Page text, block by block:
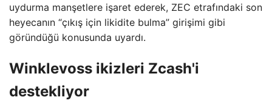
uydurma manşetlere işaret ederek, ZEC etrafındaki son
heyecanın “çıkış için likidite bulma” girişimi gibi
göründüğü konusunda uyardı.
Winklevoss ikizleri Zcash'i
destekliyor